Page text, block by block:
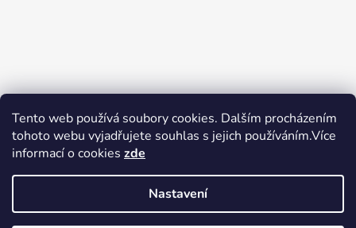
Tento web používá soubory cookies. Dalším procházením
tohoto webu vyjadřujete souhlas s jejich používáním.Více
informací o cookies zde
Nastavení
Zboží.cz Heureka.cz Voňavé dárky